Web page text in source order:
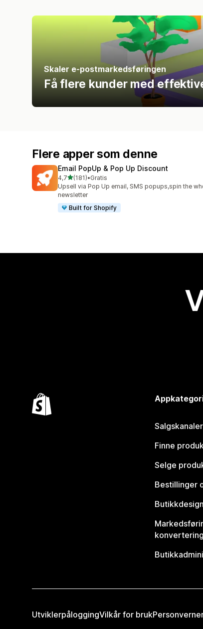
Skaler e-postmarkedsføringen
Få flere kunder med
Flere apper som denne
Email PopUp & Pop Up Discount
4,7av 5 stjerner
(181)
Totalt 181 omtaler
•Gratis
Upsell via Pop Up email, SMS popups,spin the
newsletter
Built for Shopify
Salgskanaler
Finne
Selge
Bestillinger
Butikkdesign
konvertering
UtviklerpåloggingVilkår for bruk